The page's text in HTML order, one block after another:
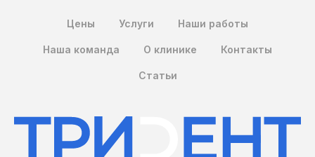
Цены Услуги Наши работы
Наша команда О клинике Контакты
Статьи